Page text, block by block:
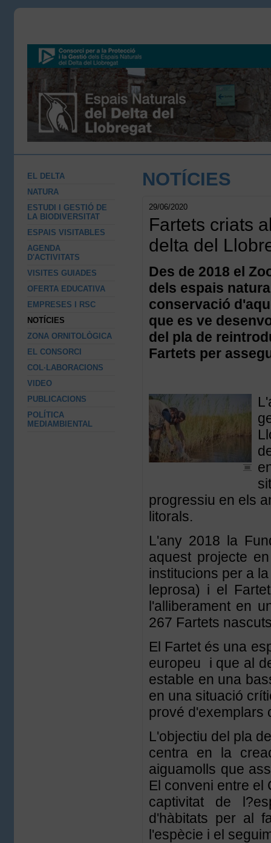
EL DELTA
NATURA
ESTUDI I GESTIÓ DE
LA BIODIVERSITAT
ESPAIS VISITABLES
AGENDA
D'ACTIVITATS
VISITES GUIADES
OFERTA EDUCATIVA
EMPRESES I RSC
NOTÍCIES
ZONA ORNITOLÒGICA
EL CONSORCI
COL·LABORACIONS
VIDEO
PUBLICACIONS
POLÍTICA
MEDIAMBIENTAL
NOTÍCIES
29/06/2020
Fartets criats
delta del
Des de 2018 el
dels espais
conservació
que es ve
del pla de
Fartets per
progressiu en els
litorals.
L'any 2018 la
aquest projecte
institucions per a
leprosa) i el
l'alliberament en
267 Fartets
El Fartet és una
europeu i que al
estable en una
en una situació
prové d'exemplars
L'objectiu del pla
centra en la
aiguamolls que
El conveni entre el
captivitat de
d'hàbitats per al
l'espècie i el